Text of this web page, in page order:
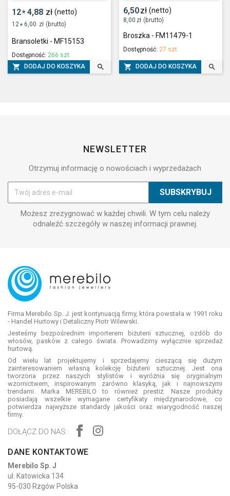
12*4,88 zł (netto)
12* 6,00 zł (brutto)
Bransoletki - MF15153
Dostępność: 266 szt.
 DODAJ DO KOSZYKA 
6,50zł (netto)
8,00 zł (brutto)
Broszka - FM11479-1
Dostępność: 27 szt.
 DODAJ DO KOSZYKA 
NEWSLETTER
Otrzymuj informację o nowościach i wyprzedażach
Możesz zrezygnować w każdej chwili. W tym celu należy
odnaleźć szczegóły w naszej informacji prawnej.
Firma Merebilo Sp. J. jest kontynuacją firmy, która powstała w 1991 roku
- Handel Hurtowy i Detaliczny Piotr Wilewski.
Jesteśmy bezpośrednim importerem biżuterii sztucznej, ozdób do
włosów, pasków z całego świata. Prowadzimy wyłącznie sprzedaż
hurtową.
Od wielu lat projektujemy i sprzedajemy cieszącą się dużym
zainteresowaniem własną kolekcję biżuterii sztucznej. Jest ona
tworzona przez naszych stylistów i wyróżnia się oryginalnym
wzornictwem, inspirowanym zarówno klasyką, jak i najnowszymi
trendami. Marka MEREBILO to również prestiż. Nasze produkty
posiadają wszelkie wymagane certyfikaty międzynarodowe, co
potwierdza najwyższe standardy jakości oraz wiarygodność naszej
firmy.
DOŁĄCZ DO NAS:
DANE KONTAKTOWE
Merebilo Sp. J
ul. Katowicka 134
95-030 Rzgów Polska